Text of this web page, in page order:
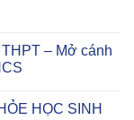
– Mở cánh
HỌC SINH